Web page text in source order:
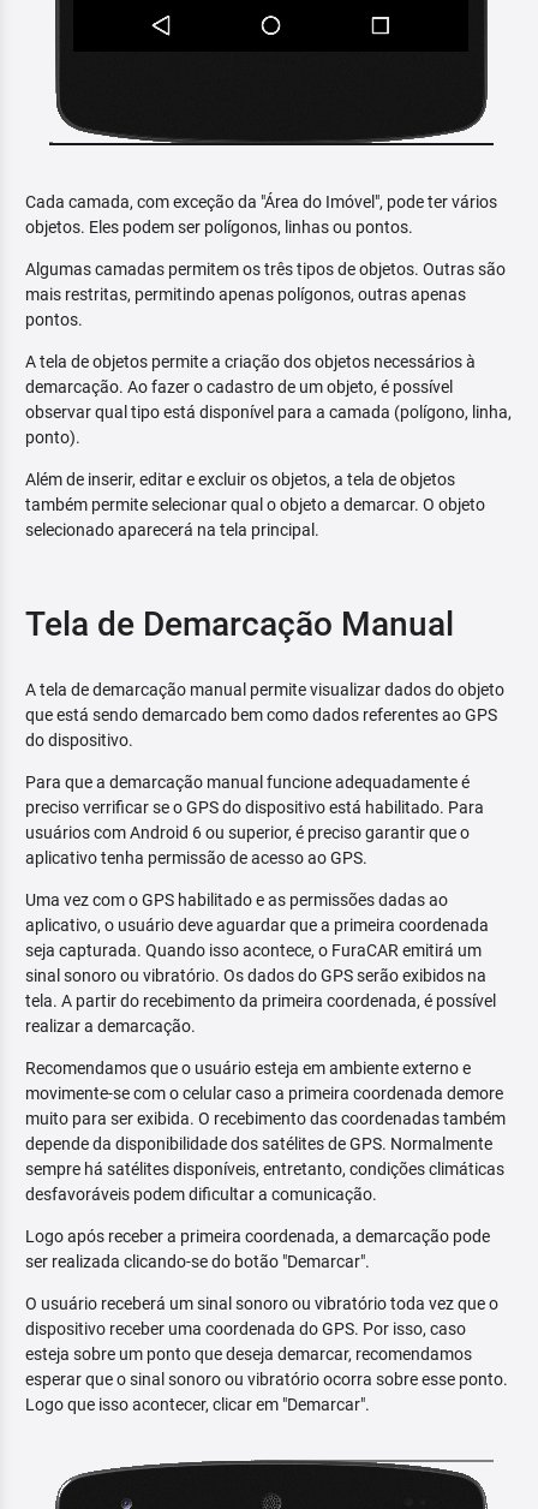
Cada camada, com exceção da "Área do Imóvel", pode ter vários
objetos. Eles podem ser polígonos, linhas ou pontos.
Algumas camadas permitem os três tipos de objetos. Outras são
mais restritas, permitindo apenas polígonos, outras apenas
pontos.
A tela de objetos permite a criação dos objetos necessários à
demarcação. Ao fazer o cadastro de um objeto, é possível
observar qual tipo está disponível para a camada (polígono, linha,
ponto).
Além de inserir, editar e excluir os objetos, a tela de objetos
também permite selecionar qual o objeto a demarcar. O objeto
selecionado aparecerá na tela principal.
Tela de Demarcação Manual
A tela de demarcação manual permite visualizar dados do objeto
que está sendo demarcado bem como dados referentes ao GPS
do dispositivo.
Para que a demarcação manual funcione adequadamente é
preciso verrificar se o GPS do dispositivo está habilitado. Para
usuários com Android 6 ou superior, é preciso garantir que o
aplicativo tenha permissão de acesso ao GPS.
Uma vez com o GPS habilitado e as permissões dadas ao
aplicativo, o usuário deve aguardar que a primeira coordenada
seja capturada. Quando isso acontece, o FuraCAR emitirá um
sinal sonoro ou vibratório. Os dados do GPS serão exibidos na
tela. A partir do recebimento da primeira coordenada, é possível
realizar a demarcação.
Recomendamos que o usuário esteja em ambiente externo e
movimente-se com o celular caso a primeira coordenada demore
muito para ser exibida. O recebimento das coordenadas também
depende da disponibilidade dos satélites de GPS. Normalmente
sempre há satélites disponíveis, entretanto, condições climáticas
desfavoráveis podem dificultar a comunicação.
Logo após receber a primeira coordenada, a demarcação pode
ser realizada clicando-se do botão "Demarcar".
O usuário receberá um sinal sonoro ou vibratório toda vez que o
dispositivo receber uma coordenada do GPS. Por isso, caso
esteja sobre um ponto que deseja demarcar, recomendamos
esperar que o sinal sonoro ou vibratório ocorra sobre esse ponto.
Logo que isso acontecer, clicar em "Demarcar".